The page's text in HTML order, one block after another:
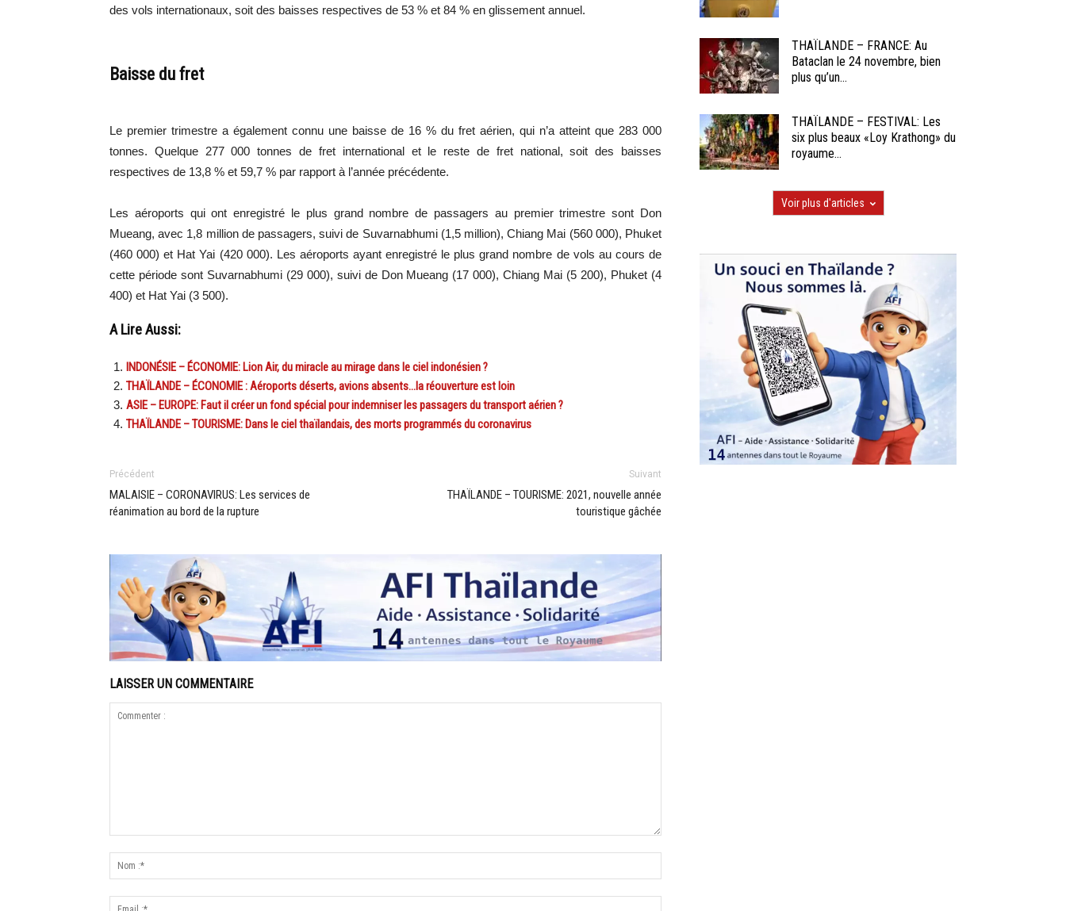
des vols internationaux, soit des baisses respectives de 53 % et 84 % en glissement annuel.
Baisse du fret
Le premier trimestre a également connu une baisse de 16 % du fret aérien, qui n’a atteint que 283 000
tonnes. Quelque 277 000 tonnes de fret international et le reste de fret national, soit des baisses
respectives de 13,8 % et 59,7 % par rapport à l’année précédente.
Les aéroports qui ont enregistré le plus grand nombre de passagers au premier trimestre sont Don
Mueang, avec 1,8 million de passagers, suivi de Suvarnabhumi (1,5 million), Chiang Mai (560 000), Phuket
(460 000) et Hat Yai (420 000). Les aéroports ayant enregistré le plus grand nombre de vols au cours de
cette période sont Suvarnabhumi (29 000), suivi de Don Mueang (17 000), Chiang Mai (5 200), Phuket (4
400) et Hat Yai (3 500).
A Lire Aussi:
INDONÉSIE – ÉCONOMIE: Lion Air, du miracle au mirage dans le ciel indonésien ?
THAÏLANDE – ÉCONOMIE : Aéroports déserts, avions absents…la réouverture est loin
ASIE – EUROPE: Faut il créer un fond spécial pour indemniser les passagers du transport aérien ?
THAÏLANDE – TOURISME: Dans le ciel thaïlandais, des morts programmés du coronavirus
Précédent
MALAISIE – CORONAVIRUS: Les services de
réanimation au bord de la rupture
Suivant
THAÏLANDE – TOURISME: 2021, nouvelle année
touristique gâchée
LAISSER UN COMMENTAIRE
THAÏLANDE – FRANCE: Au
Bataclan le 24 novembre, bien
plus qu’un...
THAÏLANDE – FESTIVAL: Les
six plus beaux «Loy Krathong» du
royaume...
Voir plus d'articles